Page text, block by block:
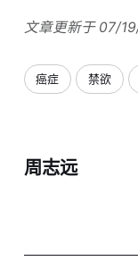
文章更新于 07/
癌症 禁欲
周志远